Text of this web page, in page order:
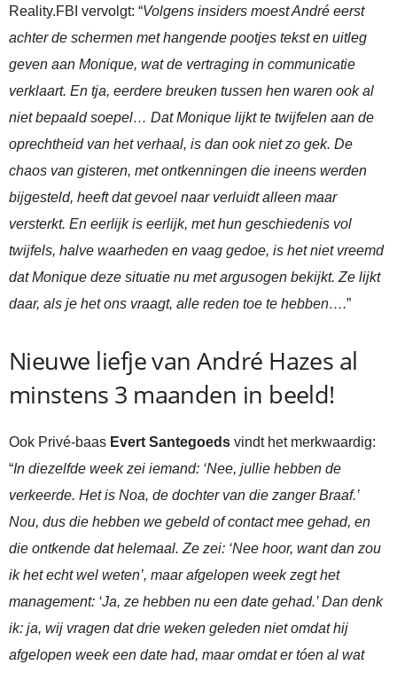
Reality.FBI vervolgt: “Volgens insiders moest André eerst
achter de schermen met hangende pootjes tekst en uitleg
geven aan Monique, wat de vertraging in communicatie
verklaart. En tja, eerdere breuken tussen hen waren ook al
niet bepaald soepel… Dat Monique lijkt te twijfelen aan de
oprechtheid van het verhaal, is dan ook niet zo gek. De
chaos van gisteren, met ontkenningen die ineens werden
bijgesteld, heeft dat gevoel naar verluidt alleen maar
versterkt. En eerlijk is eerlijk, met hun geschiedenis vol
twijfels, halve waarheden en vaag gedoe, is het niet vreemd
dat Monique deze situatie nu met argusogen bekijkt. Ze lijkt
daar, als je het ons vraagt, alle reden toe te hebben….”
Nieuwe liefje van André Hazes al
minstens 3 maanden in beeld!
Ook Privé-baas Evert Santegoeds vindt het merkwaardig:
“In diezelfde week zei iemand: ‘Nee, jullie hebben de
verkeerde. Het is Noa, de dochter van die zanger Braaf.’
Nou, dus die hebben we gebeld of contact mee gehad, en
die ontkende dat helemaal. Ze zei: ‘Nee hoor, want dan zou
ik het echt wel weten’, maar afgelopen week zegt het
management: ‘Ja, ze hebben nu een date gehad.’ Dan denk
ik: ja, wij vragen dat drie weken geleden niet omdat hij
afgelopen week een date had, maar omdat er tóen al wat